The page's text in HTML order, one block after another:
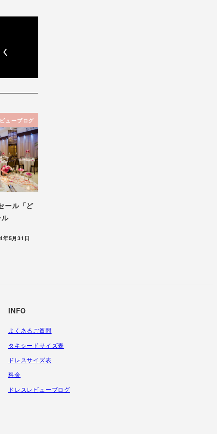
ューブログ
ール「ど
年5月31日
INFO
よくあるご質問
タキシードサイズ表
ドレスサイズ表
料金
ドレスレビューブログ